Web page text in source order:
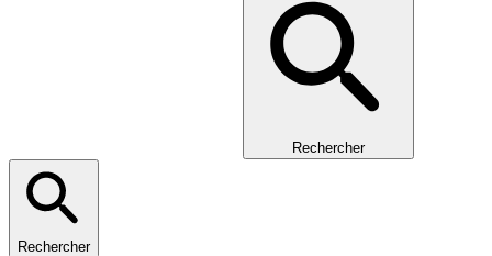
Rechercher
Rechercher